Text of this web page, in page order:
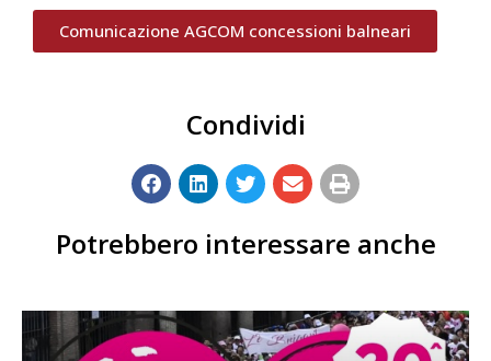
Comunicazione AGCOM concessioni balneari
Condividi
Potrebbero interessare anche